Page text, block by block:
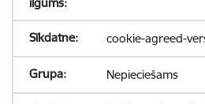
cookie-agreed-
Nepieciešams